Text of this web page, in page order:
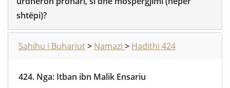
shtëpi)?
Sahihu i Buhariut> Namazi > Hadithi 424
424. Nga: Itban ibn Malik Ensariu